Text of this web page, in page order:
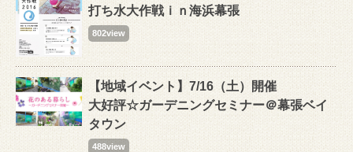
打ち水大作戦ｉｎ海浜幕張
802view
【地域イベント】7/16（土）開催
大好評☆ガーデニングセミナー＠幕張ベイ
タウン
488view